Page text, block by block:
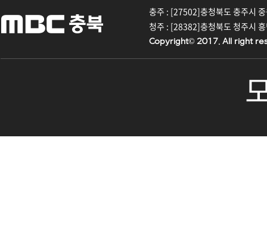
충주 : [27502]충청북도 충주시
청주 : [28382]충청북도 청주시
Copyright© 2017. All right